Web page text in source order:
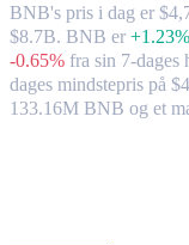
BNB's pris i dag er
$8.7B. BNB er +1.23%
-0.65% fra sin 7-dages
dages mindstepris på
133.16M BNB og et